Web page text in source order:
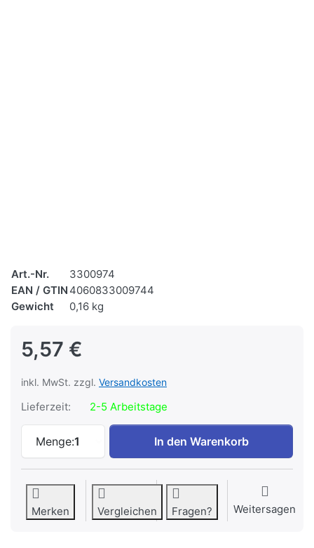
Art.-Nr.
3300974
EAN / GTIN 4060833009744
Gewicht
0,16 kg
5,57 €
inkl. MwSt. zzgl. Versandkosten
Lieferzeit: 2-5 Arbeitstage
Menge:1
GEDORE red Ringmaulschlüssel 18 mm
In den Warenkorb
Merken Vergleichen Fragen? Weitersagen